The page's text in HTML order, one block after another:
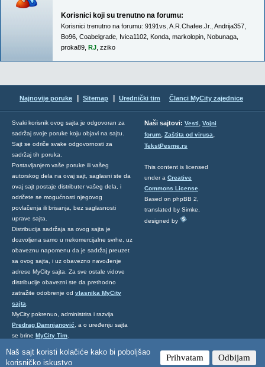
Naš sajt koristi kolačiće kako bi poboljšao
korisničko iskustvo
Prihvatam Odbijam
Korisnici koji su trenutno na forumu:
Korisnici trenutno na forumu: 9191vs A.R.Chafee.Jr. Andrija357
Bo96 Coabelgrade Ivica1102 Konda markolopin Nobunaga
proka89 RJ zziko
Najnovije poruke Sitemap Urednički tim Članci MyCity zajednice
Svaki korisnik ovog sajta je odgovoran za
sadržaj svoje poruke koju objavi na sajtu.
Sajt se odriče svake odgovornosti za
sadržaj tih poruka.
Postavljanjem vaše poruke ili vašeg
autorskog dela na ovaj sajt, saglasni ste da
ovaj sajt postaje distributer vašeg dela, i
odričete se mogućnosti njegovog
povlačenja ili brisanja, bez saglasnosti
uprave sajta.
Distribucija sadržaja sa ovog sajta je
dozvoljena samo u nekomercijalne svrhe, uz
obaveznu napomenu da je sadržaj preuzet
sa ovog sajta, i uz obavezno navođenje
adrese MyCity sajta. Za sve ostale vidove
distribucije obavezni ste da prethodno
zatražite odobrenje od vlasnika MyCity
sajta
MyCity pokrenuo, administrira i razvija
Predrag Damnjanović , a o uređenju sajta
se brine MyCity Tim
ovde.
Naši sajtovi: Vesti, Vojni
forum, Zaštita od virusa,
TekstPesme.rs
This content is licensed
under a Creative
Commons License
Based on phpBB 2,
translated by Simke,
designed by